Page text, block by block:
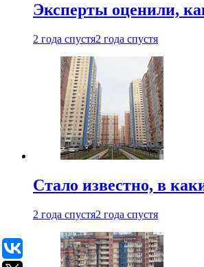
Эксперты оценили,
2 года спустя2 года спустя
Стало известно, в
2 года спустя2 года спустя